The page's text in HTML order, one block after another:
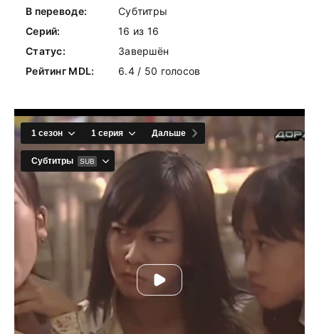
В переводе:
Субтитры
Серий:
16 из 16
Статус:
Завершён
Рейтинг MDL:
6.4 / 50 голосов